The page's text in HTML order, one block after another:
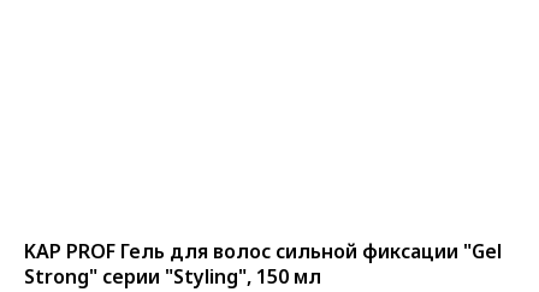
KAP PROF Гель для волос сильной фиксации "Gel
Strong" серии "Styling", 150 мл